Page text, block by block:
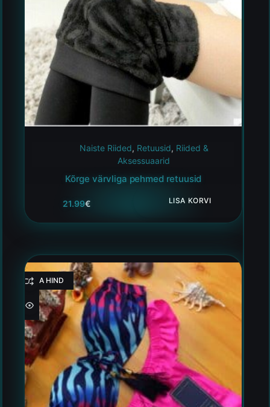
Naiste Riided, Retuusid, Riided &
Aksessuaarid
Kõrge värvliga pehmed retuusid
21.99€ LISA KORVI
HEA HIND